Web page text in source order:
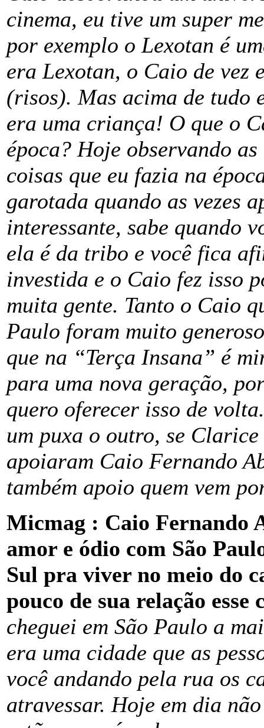
cinema, eu tive um super
por exemplo o Lexotan é
era Lexotan, o Caio de vez
(risos). Mas acima de tudo
era uma criança! O que o
época? Hoje observando
coisas que eu fazia na
garotada quando as vezes
interessante, sabe quando
ela é da tribo e você fica
investida e o Caio fez isso
muita gente. Tanto o Caio
Paulo foram muito
que na “Terça Insana” é
para uma nova geração,
quero oferecer isso de
um puxa o outro, se
apoiaram Caio Fernando
também apoio quem vem
Micmag : Caio Fernando
amor e ódio com São
Sul pra viver no meio do
pouco de sua relação esse
cheguei em São Paulo a
era uma cidade que as
você andando pela rua os
atravessar. Hoje em dia